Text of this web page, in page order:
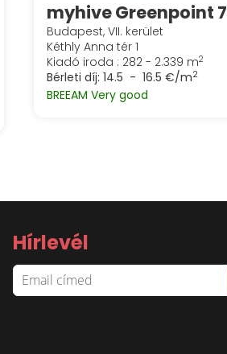
myhive Greenpoint 7
Budapest, VII. kerület
Kéthly Anna tér 1
Kiadó iroda : 282 - 2.339 m2
Bérleti díj: 14.5 - 16.5 €/m2
BREEAM Very good
Hírlevél